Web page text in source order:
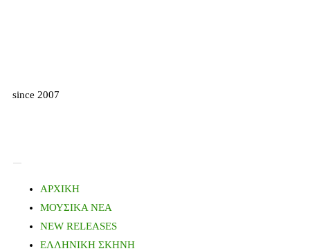
since 2007
ΑΡΧΙΚΗ
ΜΟΥΣΙΚΑ ΝΕΑ
NEW RELEASES
ΕΛΛΗΝΙΚΗ ΣΚΗΝΗ